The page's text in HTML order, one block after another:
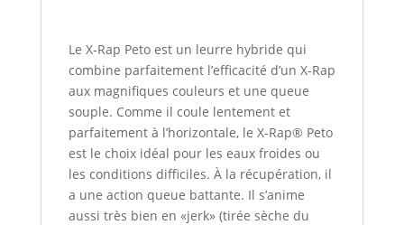
Le X-Rap Peto est un leurre hybride qui
combine parfaitement l’efficacité d’un X-Rap
aux magnifiques couleurs et une queue
souple. Comme il coule lentement et
parfaitement à l’horizontale, le X-Rap® Peto
est le choix idéal pour les eaux froides ou
les conditions difficiles. À la récupération, il
a une action queue battante. Il s’anime
aussi très bien en «jerk» (tirée sèche du